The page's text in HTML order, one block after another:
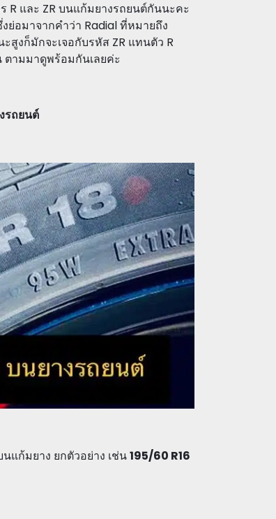
R และ ZR บนแก้มยางรถยนต์กันนะคะ
อมาจากคำว่า Radial ที่หมายถึง
สูงก็มักจะเจอกับรหัส ZR แทนตัว R
ตามมาดูพร้อมกันเลยค่ะ
รถยนต์
แก้มยาง ยกตัวอย่าง เช่น195/60 R16